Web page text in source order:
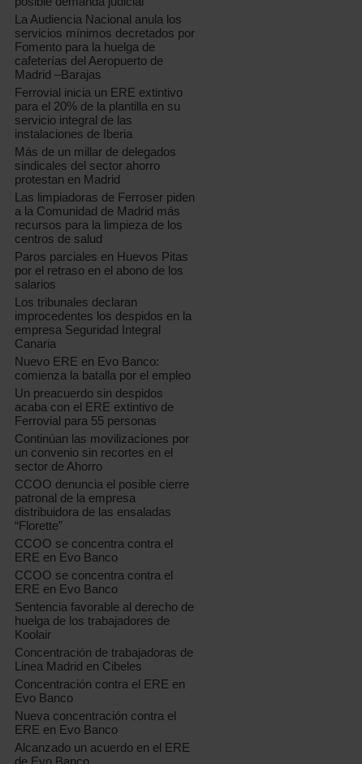
La Audiencia Nacional anula los
servicios mínimos decretados por
Fomento para la huelga de
cafeterías del Aeropuerto de
Madrid –Barajas
Ferrovial inicia un ERE extintivo
para el 20% de la plantilla en su
servicio integral de las
instalaciones de Iberia
Más de un millar de delegados
sindicales del sector ahorro
protestan en Madrid
Las limpiadoras de Ferroser piden
a la Comunidad de Madrid más
recursos para la limpieza de los
centros de salud
Paros parciales en Huevos Pitas
por el retraso en el abono de los
salarios
Los tribunales declaran
improcedentes los despidos en la
empresa Seguridad Integral
Canaria
Nuevo ERE en Evo Banco:
comienza la batalla por el empleo
Un preacuerdo sin despidos
acaba con el ERE extintivo de
Ferrovial para 55 personas
Continúan las movilizaciones por
un convenio sin recortes en el
sector de Ahorro
CCOO denuncia el posible cierre
patronal de la empresa
distribuidora de las ensaladas
“Florette”
CCOO se concentra contra el
ERE en Evo Banco
CCOO se concentra contra el
ERE en Evo Banco
Sentencia favorable al derecho de
huelga de los trabajadores de
Koolair
Concentración de trabajadoras de
Linea Madrid en Cibeles
Concentración contra el ERE en
Evo Banco
Nueva concentración contra el
ERE en Evo Banco
Alcanzado un acuerdo en el ERE
de Evo Banco